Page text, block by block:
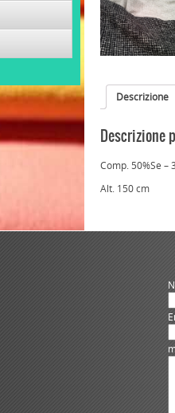
Descrizione
Descrizione
Comp. 50%Se –
Alt. 150 cm